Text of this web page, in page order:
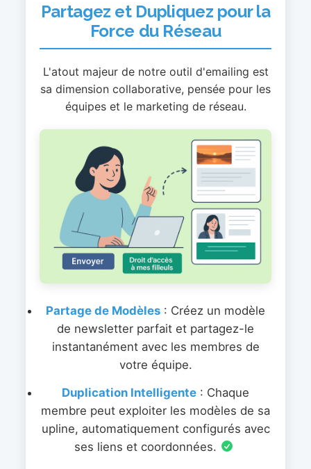
Partagez et Dupliquez pour la
Force du Réseau
L'atout majeur de notre outil d'emailing est
sa dimension collaborative, pensée pour les
équipes et le marketing de réseau.
Partage de Modèles : Créez un modèle
de newsletter parfait et partagez-le
instantanément avec les membres de
votre équipe.
Duplication Intelligente : Chaque
membre peut exploiter les modèles de sa
upline, automatiquement configurés avec
ses liens et coordonnées.